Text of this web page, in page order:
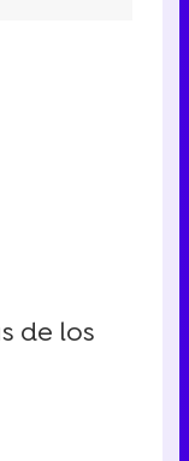
de los